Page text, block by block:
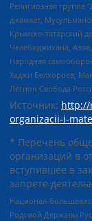
Религиозная группа
джамаат,
Крымско-татарский
Челебиджихана,
Народная
Хаджи Белхороев,
Легион Свобода
Источник: http://
organizacii-i-
* Перечень
организаций в
вступившее в
запрете
Национал-
Родовой Державы